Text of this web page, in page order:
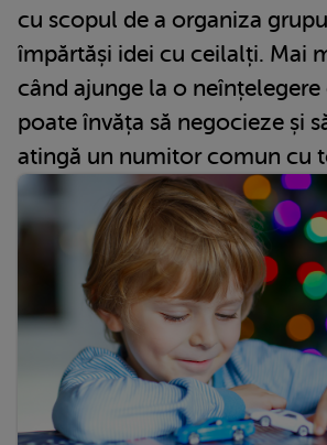
cu scopul de a organiza
împărtăși idei cu ceilalți. Mai
când ajunge la o
poate învăța să negocieze și
atingă un numitor comun cu